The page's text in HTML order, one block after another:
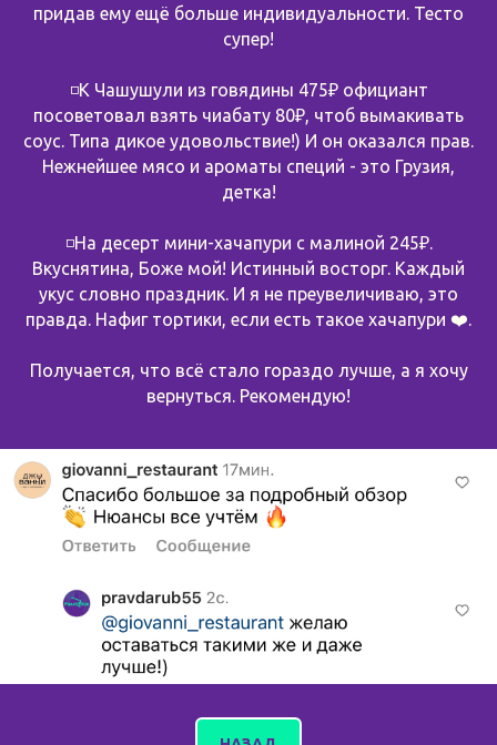
придав ему ещё больше индивидуальности. Тесто
супер!
◽️К Чашушули из говядины 475₽ официант
посоветовал взять чиабату 80₽, чтоб вымакивать
соус. Типа дикое удовольствие!) И он оказался прав.
Нежнейшее мясо и ароматы специй - это Грузия,
детка!
◽️На десерт мини-хачапури с малиной 245₽.
Вкуснятина, Боже мой! Истинный восторг. Каждый
укус словно праздник. И я не преувеличиваю, это
правда. Нафиг тортики, если есть такое хачапури ❤️.
Получается, что всё стало гораздо лучше, а я хочу
вернуться. Рекомендую!